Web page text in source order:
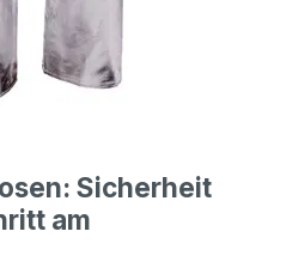
Sicherheit
am